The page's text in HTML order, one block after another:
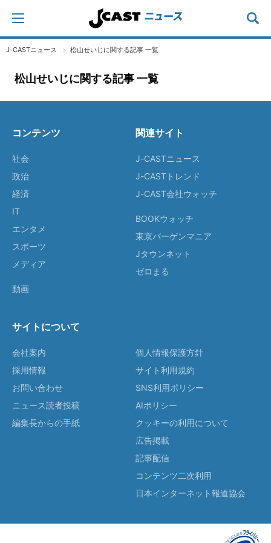
J-CASTニュース 松山せいじに関する記事 一覧
松山せいじに関する記事 一覧
コンテンツ
社会
政治
経済
IT
エンタメ
スポーツ
メディア
動画
関連サイト
J-CASTニュース
J-CASTトレンド
J-CAST会社ウォッチ
BOOKウォッチ
東京バーゲンマニア
Jタウンネット
ゼロまる
サイトについて
会社案内
採用情報
お問い合わせ
ニュース読者投稿
編集長からの手紙
個人情報保護方針
サイト利用規約
SNS利用ポリシー
AIポリシー
クッキーの利用について
広告掲載
記事配信
コンテンツ二次利用
日本インターネット報道協会